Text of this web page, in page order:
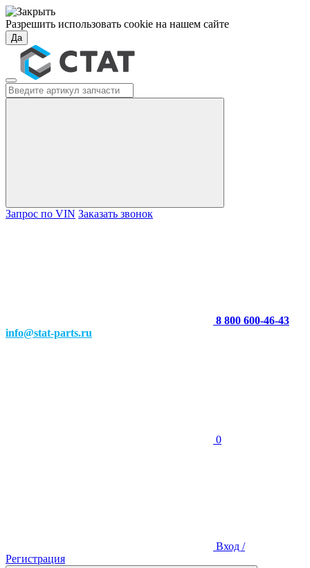
Разрешить использовать cookie на нашем сайте
Да
Запрос по VIN Заказать звонок
8 800 600-46-43
info@stat-parts.ru
0
Вход /
Регистрация